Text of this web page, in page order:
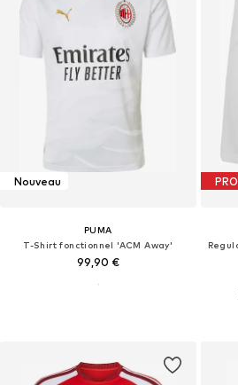
Nouveau
PUMA
T-Shirt fonctionnel 'ACM Away'
99,90 €